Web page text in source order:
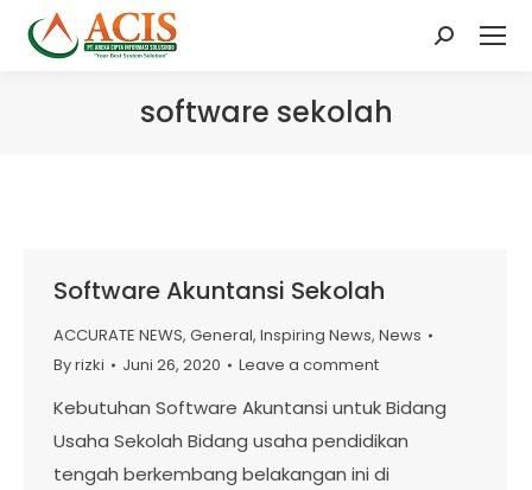
Search:
software sekolah
Software Akuntansi Sekolah
ACCURATE NEWS, General, Inspiring News, News
Byrizki Juni 26, 2020 Leave a comment
Kebutuhan Software Akuntansi untuk Bidang
Usaha Sekolah Bidang usaha pendidikan
tengah berkembang belakangan ini di